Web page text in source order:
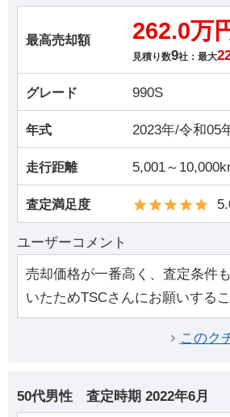
最高売却額 262.0万
見積り数9社：最大
グレード 990S
年式 2023年/令和05
走行距離 5,001～
査定満足度
ユーザーコメント
売却価格が一番高く、査定条件
いたためTSCさんにお願いする
このク
50代男性 査定時期 2022年6月